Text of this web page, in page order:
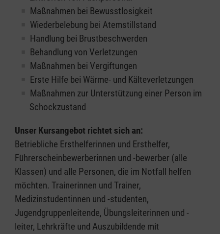
Maßnahmen bei Bewusstlosigkeit
Wiederbelebung bei Atemstillstand
Handlung bei Brustbeschwerden
Behandlung von Verletzungen
Maßnahmen bei Vergiftungen
Erste Hilfe bei Wärme- und Kälteverletzungen
Maßnahmen zur Unterstützung einer Person im
Schockzustand
Unser Kursangebot richtet sich an:
Betriebliche Ersthelferinnen und Ersthelfer,
Führerscheinbewerberinnen und -bewerber (alle
Klassen) und alle Personen, die im Notfall helfen
möchten. Trainerinnen und Trainer,
Medizinstudentinnen und -studenten,
Jugendgruppenleitende, Übungsleiterinnen und -
leiter, Lehrkräfte und Auszubildende mit